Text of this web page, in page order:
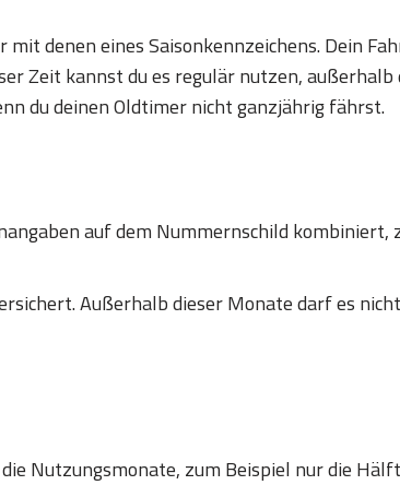
denen eines Saisonkennzeichens. Dein
Zeit kannst du es regulär nutzen,
du deinen Oldtimer nicht ganzjährig fährst.
auf dem Nummernschild kombiniert,
Außerhalb dieser Monate darf es
Nutzungsmonate, zum Beispiel nur die